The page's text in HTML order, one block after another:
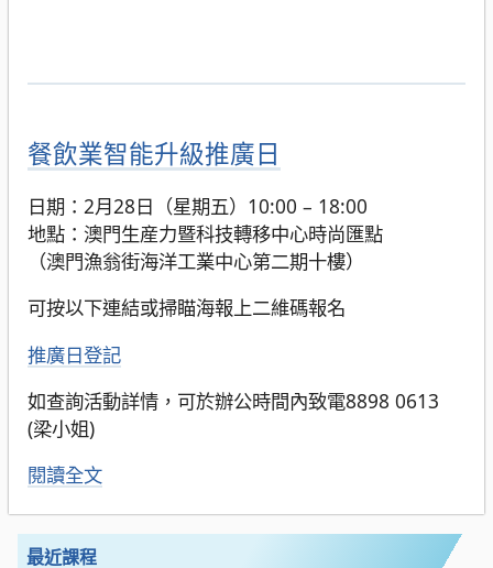
餐飲業智能升級推廣日
日期：2月28日（星期五）10:00 – 18:00
地點：澳門生産力暨科技轉移中心時尚匯點
（澳門漁翁街海洋工業中心第二期十樓）
可按以下連結或掃瞄海報上二維碼報名
推廣日登記
如查詢活動詳情，可於辦公時間內致電8898 0613
(梁小姐)
閱讀全文
最近課程